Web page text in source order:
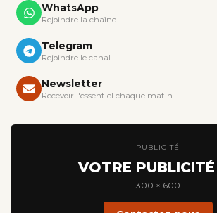
WhatsApp
Rejoindre la chaîne
Telegram
Rejoindre le canal
Newsletter
Recevoir l'essentiel chaque matin
PUBLICITÉ
VOTRE PUBLICITÉ
300 × 600